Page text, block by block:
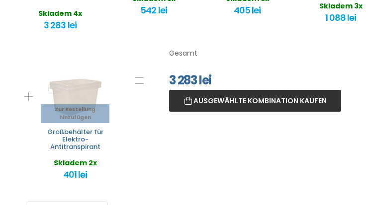
Skladem 4x
3 283 lei
542 lei 405 lei Skladem 3x
1 088 lei
Zur Bestellung
hinzufügen
Großbehälter für
Elektro-
Antitranspirant
Skladem 2x
401 lei
Gesamt
3 283lei
AUSGEWÄHLTE KOMBINATION KAUFEN